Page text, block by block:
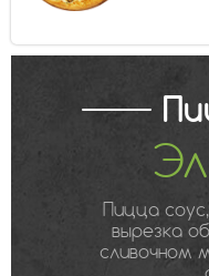
Пицца
вырезка
сливочном